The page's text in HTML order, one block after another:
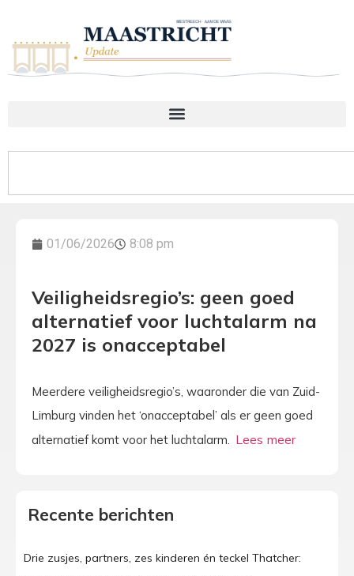
01/06/2026 8:08 pm
Veiligheidsregio’s: geen goed
alternatief voor luchtalarm na
2027 is onacceptabel
Meerdere veiligheidsregio’s, waaronder die van Zuid-
Limburg vinden het ‘onacceptabel’ als er geen goed
alternatief komt voor het luchtalarm.
Recente berichten
Drie zusjes, partners, zes kinderen én teckel Thatcher: